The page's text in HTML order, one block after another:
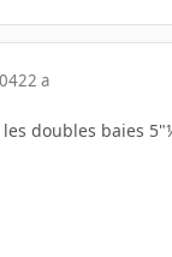
22 a
doubles baies